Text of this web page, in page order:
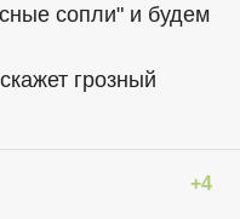
сопли" и будем
грозный
+4